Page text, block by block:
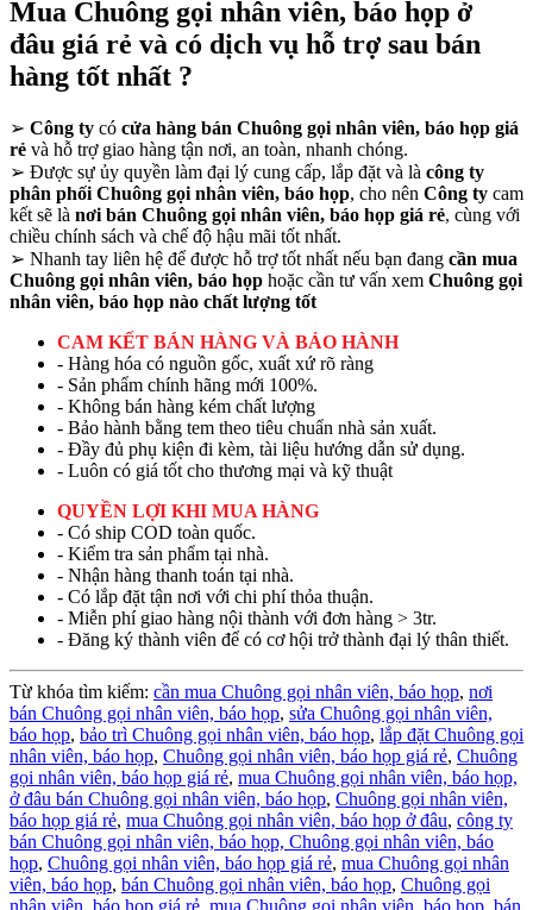
Mua Chuông gọi nhân viên, báo họp ở
đâu giá rẻ và có dịch vụ hỗ trợ sau bán
hàng tốt nhất ?
➢ Công ty có cửa hàng bán Chuông gọi nhân viên, báo họp giá
rẻ và hỗ trợ giao hàng tận nơi, an toàn, nhanh chóng.
➢ Được sự ủy quyền làm đại lý cung cấp, lắp đặt và là công ty
phân phối Chuông gọi nhân viên, báo họp, cho nên Công ty cam
kết sẽ là nơi bán Chuông gọi nhân viên, báo họp giá rẻ, cùng với
chiều chính sách và chế độ hậu mãi tốt nhất.
➢ Nhanh tay liên hệ để được hỗ trợ tốt nhất nếu bạn đang cần mua
Chuông gọi nhân viên, báo họp hoặc cần tư vấn xem Chuông gọi
nhân viên, báo họp nào chất lượng tốt
CAM KẾT BÁN HÀNG VÀ BẢO HÀNH
- Hàng hóa có nguồn gốc, xuất xứ rõ ràng
- Sản phẩm chính hãng mới 100%.
- Không bán hàng kém chất lượng
- Bảo hành bằng tem theo tiêu chuẩn nhà sản xuất.
- Đầy đủ phụ kiện đi kèm, tài liệu hướng dẫn sử dụng.
- Luôn có giá tốt cho thương mại và kỹ thuật
QUYỀN LỢI KHI MUA HÀNG
- Có ship COD toàn quốc.
- Kiểm tra sản phẩm tại nhà.
- Nhận hàng thanh toán tại nhà.
- Có lắp đặt tận nơi với chi phí thỏa thuận.
- Miễn phí giao hàng nội thành với đơn hàng > 3tr.
- Đăng ký thành viên để có cơ hội trở thành đại lý thân thiết.
Từ khóa tìm kiếm: cần mua Chuông gọi nhân viên, báo họp, nơi
bán Chuông gọi nhân viên, báo họp, sửa Chuông gọi nhân viên,
báo họp, bảo trì Chuông gọi nhân viên, báo họp, lắp đặt Chuông gọi
nhân viên, báo họp, Chuông gọi nhân viên, báo họp giá rẻ, Chuông
gọi nhân viên, báo họp giá rẻ, mua Chuông gọi nhân viên, báo họp,
ở đâu bán Chuông gọi nhân viên, báo họp, Chuông gọi nhân viên,
báo họp giá rẻ, mua Chuông gọi nhân viên, báo họp ở đâu, công ty
bán Chuông gọi nhân viên, báo họp, Chuông gọi nhân viên, báo
họp, Chuông gọi nhân viên, báo họp giá rẻ, mua Chuông gọi nhân
viên, báo họp, bán Chuông gọi nhân viên, báo họp, Chuông gọi
nhân viên, báo họp giá rẻ, mua Chuông gọi nhân viên, báo họp, bán